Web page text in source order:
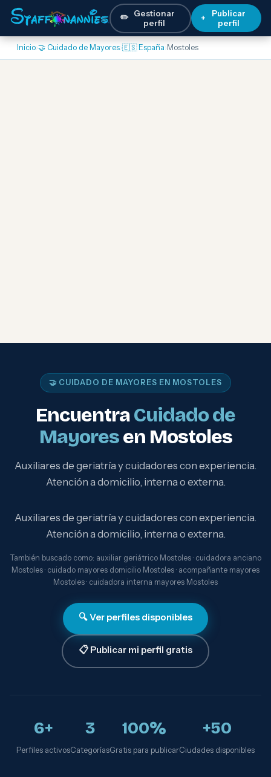
✏️ Gestionar
perfil
+
Publicar
perfil
Inicio›🤝 Cuidado de Mayores›🇪🇸 España› Mostoles
🤝 CUIDADO DE MAYORES EN MOSTOLES
EncuentraCuidado de
Mayoresen Mostoles
Auxiliares de geriatría y cuidadores con experiencia.
Atención a domicilio, interna o externa.
Auxiliares de geriatría y cuidadores con experiencia.
Atención a domicilio, interna o externa.
También buscado como: auxiliar geriátrico Mostoles · cuidadora anciano
Mostoles · cuidado mayores domicilio Mostoles · acompañante mayores
Mostoles · cuidadora interna mayores Mostoles
🔍 Ver perfiles disponibles
📋 Publicar mi perfil gratis
6+
Perfiles activos
3
Categorías
100%
Gratis para publicar
+50
Ciudades disponibles